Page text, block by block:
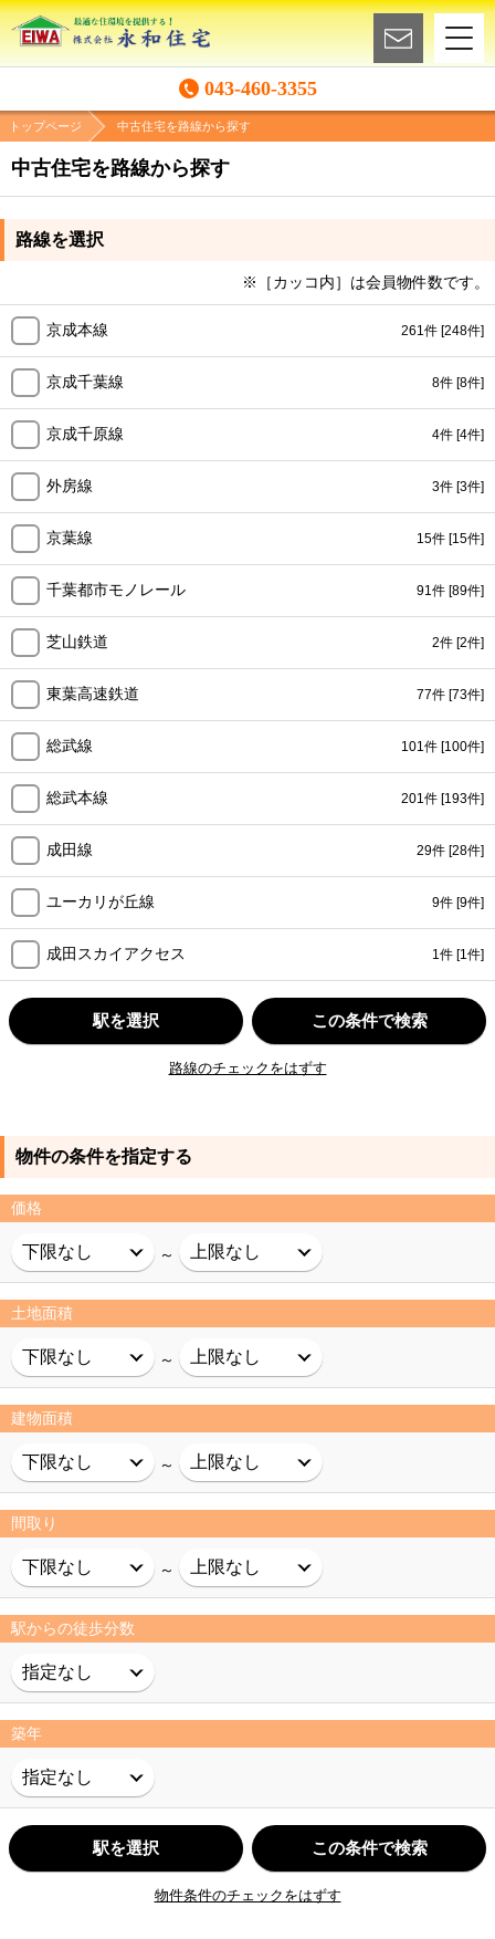
043-460-3355
トップページ 中古住宅を路線から探す
中古住宅を路線から探す
路線を選択
※［カッコ内］は会員物件数です。
京成本線 261件 [248件]
京成千葉線 8件 [8件]
京成千原線 4件 [4件]
外房線 3件 [3件]
京葉線 15件 [15件]
千葉都市モノレール 91件 [89件]
芝山鉄道 2件 [2件]
東葉高速鉄道 77件 [73件]
総武線 101件 [100件]
総武本線 201件 [193件]
成田線 29件 [28件]
ユーカリが丘線 9件 [9件]
成田スカイアクセス 1件 [1件]
駅を選択 この条件で検索
路線のチェックをはずす
物件の条件を指定する
価格
～
土地面積
～
建物面積
～
間取り
～
駅からの徒歩分数
築年
駅を選択 この条件で検索
物件条件のチェックをはずす